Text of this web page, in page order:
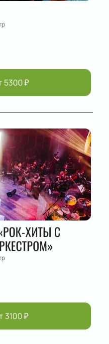
5300₽
ХИТЫ С
3100₽